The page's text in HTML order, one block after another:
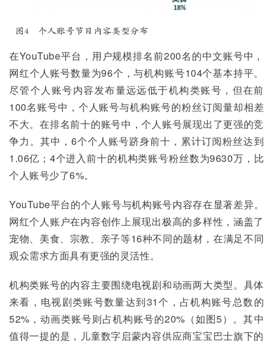
在YouTube平台，用户规模排名前200名的中文账号中，
网红个人账号数量为96个，与机构账号104个基本持平。
尽管个人账号内容发布量远远低于机构类账号，但在前
100名账号中，个人账号与机构账号的粉丝订阅量却相差
不大。在排名前十的账号中，个人账号展现出了更强的竞
争力。其中，6个个人账号跻身前十，累计订阅粉丝达到
1.06亿；4个进入前十的机构类账号粉丝数为9630万，比
个人账号少了6%。
YouTube平台的个人账号与机构账号内容存在显著差异。
网红个人账户在内容创作上展现出极高的多样性，涵盖了
宠物、美食、宗教、亲子等16种不同的题材，在满足不同
观众需求方面具有更强的灵活性。
机构类账号的内容主要围绕电视剧和动画两大类型。具体
来看，电视剧类账号数量达到31个，占机构账号总数的
52%，动画类账号则占机构账号的20%（如图5）。其中
值得一提的是，儿童数字启蒙内容供应商宝宝巴士旗下的